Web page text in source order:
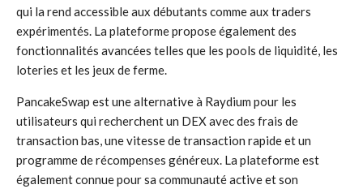
qui la rend accessible aux débutants comme aux traders
expérimentés. La plateforme propose également des
fonctionnalités avancées telles que les pools de liquidité, les
loteries et les jeux de ferme.
PancakeSwap est une alternative à Raydium pour les
utilisateurs qui recherchent un DEX avec des frais de
transaction bas, une vitesse de transaction rapide et un
programme de récompenses généreux. La plateforme est
également connue pour sa communauté active et son